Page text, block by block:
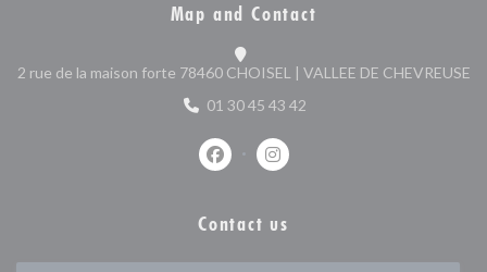
Map and Contact
2 rue de la maison forte 78460 CHOISEL | VALLEE DE CHEVREUSE
01 30 45 43 42
Facebook ((opens in a new window))
Instagram ((opens in a new
Contact us